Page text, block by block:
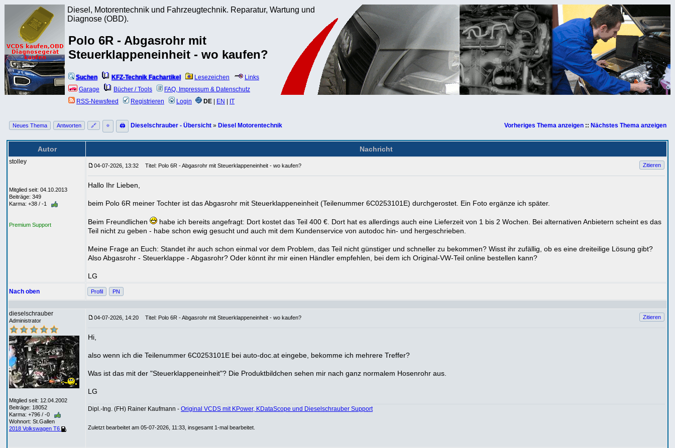
Diesel, Motorentechnik und Fahrzeugtechnik. Reparatur, Wartung und
Diagnose (OBD).
Polo 6R - Abgasrohr mit
Steuerklappeneinheit - wo kaufen?
Suchen KFZ-Technik Fachartikel Lesezeichen
Links
Garage
Bücher / Tools
FAQ, Impressum & Datenschutz
RSS-Newsfeed
Registrieren Login DE EN IT
Neues Thema Antworten 🔗 ⭐ 🖨 Dieselschrauber - Übersicht » Diesel Motorentechnik Vorheriges Thema anzeigen :: Nächstes Thema anzeigen
Autor Nachricht
stolley
Mitglied seit: 04.10.2013
Beiträge: 349
Karma: +38 / -1
Premium Support
04-07-2026, 13:32 Titel: Polo 6R - Abgasrohr mit Steuerklappeneinheit - wo kaufen? Zitieren
Hallo Ihr Lieben,
beim Polo 6R meiner Tochter ist das Abgasrohr mit Steuerklappeneinheit (Teilenummer 6C0253101E) durchgerostet. Ein Foto ergänze ich später.
Beim Freundlichen
habe ich bereits angefragt: Dort kostet das Teil 400 €. Dort hat es allerdings auch eine Lieferzeit von 1 bis 2 Wochen. Bei alternativen Anbietern scheint es das
Teil nicht zu geben - habe schon ewig gesucht und auch mit dem Kundenservice von autodoc hin- und hergeschrieben.
Meine Frage an Euch: Standet ihr auch schon einmal vor dem Problem, das Teil nicht günstiger und schneller zu bekommen? Wisst ihr zufällig, ob es eine dreiteilige Lösung gibt?
Also Abgasrohr - Steuerklappe - Abgasrohr? Oder könnt ihr mir einen Händler empfehlen, bei dem ich Original-VW-Teil online bestellen kann?
LG
Nach oben Profil PN
dieselschrauber
Administrator
Mitglied seit: 12.04.2002
Beiträge: 18052
Karma: +796 / -0
Wohnort: St.Gallen
2018 Volkswagen T6
04-07-2026, 14:20 Titel: Polo 6R - Abgasrohr mit Steuerklappeneinheit - wo kaufen? Zitieren
Hi,
also wenn ich die Teilenummer 6C0253101E bei auto-doc.at eingebe, bekomme ich mehrere Treffer?
Was ist das mit der "Steuerklappeneinheit"? Die Produktbildchen sehen mir nach ganz normalem Hosenrohr aus.
LG
Dipl.-Ing. (FH) Rainer Kaufmann - Original VCDS mit KPower, KDataScope und Dieselschrauber Support
Zuletzt bearbeitet am 05-07-2026, 11:33, insgesamt 1-mal bearbeitet.